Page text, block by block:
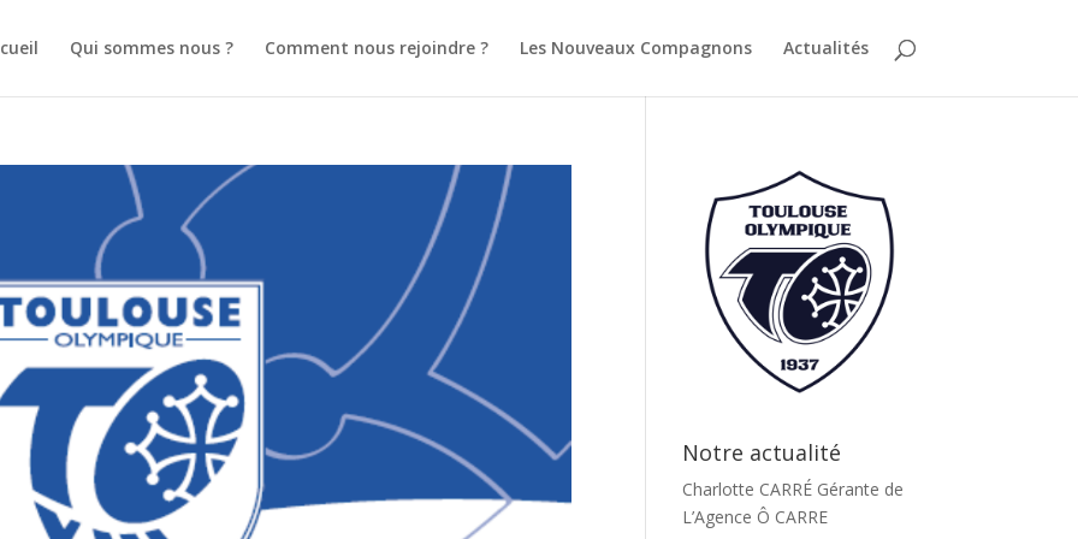
Qui sommes nous ? Comment nous rejoindre ? Les Nouveaux Compagnons Actualités
Notre actualité
Charlotte CARRÉ Gérante de
L’Agence Ô CARRE